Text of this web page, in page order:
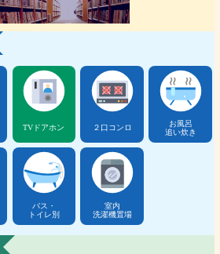
TVドアホン ２口コンロ
お風呂
追い炊き
バス・
トイレ別
室内
洗濯機置場